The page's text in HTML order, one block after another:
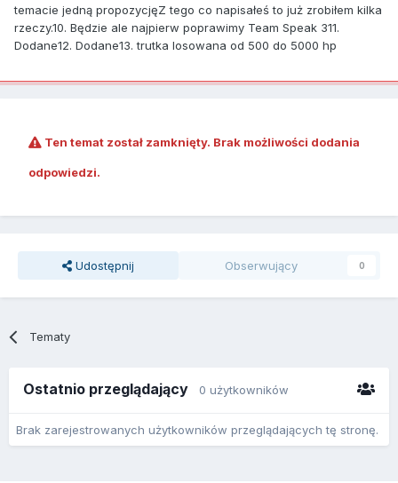
temacie jedną propozycjęZ tego co napisałeś to już zrobiłem kilka
rzeczy.10. Będzie ale najpierw poprawimy Team Speak 311.
Dodane12. Dodane13. trutka losowana od 500 do 5000 hp
Ten temat został zamknięty. Brak możliwości dodania
odpowiedzi.
Udostępnij Obserwujący 0
Tematy
Ostatnio przeglądający 0 użytkowników
Brak zarejestrowanych użytkowników przeglądających tę stronę.